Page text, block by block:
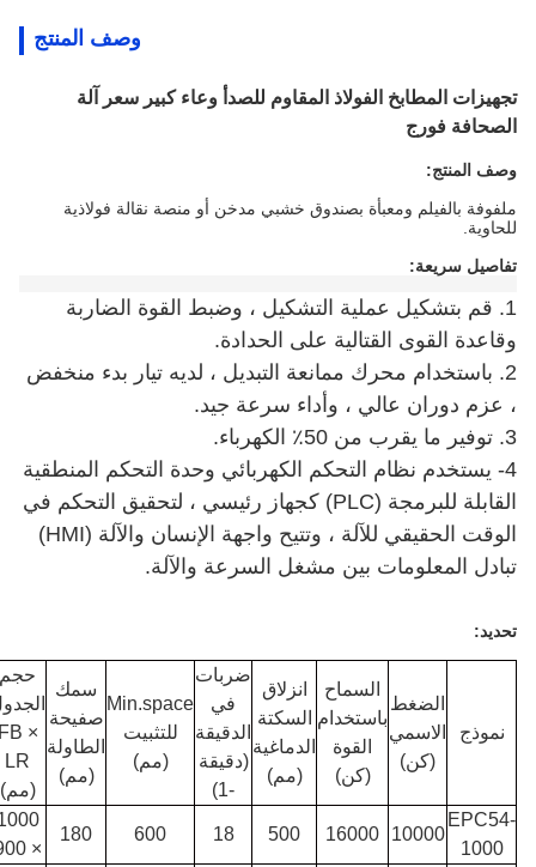
وصف المنتج
تجهيزات المطابخ الفولاذ المقاوم للصدأ وعاء كبير سعر آلة
الصحافة فورج
وصف المنتج:
ملفوفة بالفيلم ومعبأة بصندوق خشبي مدخن أو منصة نقالة فولاذية
للحاوية.
تفاصيل سريعة:
1. قم بتشكيل عملية التشكيل ، وضبط القوة الضاربة
وقاعدة القوى القتالية على الحدادة.
2. باستخدام محرك ممانعة التبديل ، لديه تيار بدء منخفض
، عزم دوران عالي ، وأداء سرعة جيد.
4- يستخدم نظام التحكم الكهربائي وحدة التحكم المنطقية
القابلة للبرمجة (PLC) كجهاز رئيسي ، لتحقيق التحكم في
الوقت الحقيقي للآلة ، وتتيح واجهة الإنسان والآلة (HMI)
تبادل المعلومات بين مشغل السرعة والآلة.
تحديد:
نموذج
الضغط
الاسمي
(كن)
السماح
باستخدام
القوة
(كن)
انزلاق
السكتة
الدماغية
(مم)
ضربات
في
الدقيقة
(دقيقة
Min.space
للتثبيت
(مم)
سمك
صفيحة
الطاولة
(مم)
حجم
الجدول
FB ×
LR
(مم)
EPC54-
1000
10000
16000
500
18
600
180
1000
× 900